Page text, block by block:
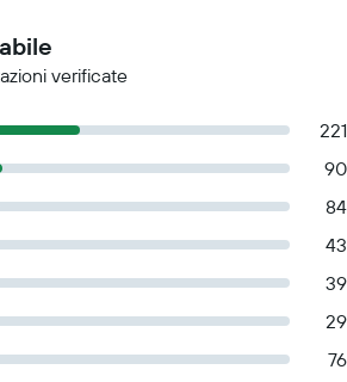
verificate
221
90
84
43
39
29
76